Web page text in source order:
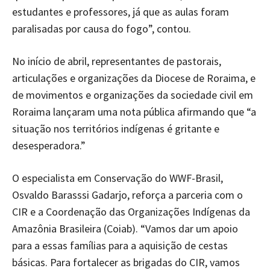
estudantes e professores, já que as aulas foram
paralisadas por causa do fogo”, contou.
No início de abril, representantes de pastorais,
articulações e organizações da Diocese de Roraima, e
de movimentos e organizações da sociedade civil em
Roraima lançaram uma nota pública afirmando que “a
situação nos territórios indígenas é gritante e
desesperadora.”
O especialista em Conservação do WWF-Brasil,
Osvaldo Barasssi Gadarjo, reforça a parceria com o
CIR e a Coordenação das Organizações Indígenas da
Amazônia Brasileira (Coiab). “Vamos dar um apoio
para a essas famílias para a aquisição de cestas
básicas. Para fortalecer as brigadas do CIR, vamos